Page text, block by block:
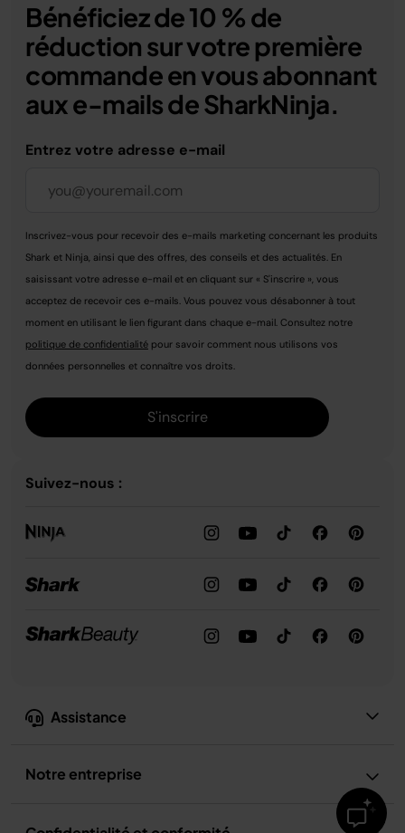
Assistance
Notre entreprise
Bénéficiez de 10 % de
réduction sur votre première
commande en vous abonnant
aux e-mails de SharkNinja.
Entrez votre adresse e-mail
Inscrivez-vous pour recevoir des e-mails marketing concernant les produits
Shark et Ninja, ainsi que des offres, des conseils et des actualités. En
saisissant votre adresse e-mail et en cliquant sur « S'inscrire », vous
acceptez de recevoir ces e-mails. Vous pouvez vous désabonner à tout
moment en utilisant le lien figurant dans chaque e-mail. Consultez notre
politique de confidentialité pour savoir comment nous utilisons vos
données personnelles et connaître vos droits.
S'inscrire
Suivez-nous :